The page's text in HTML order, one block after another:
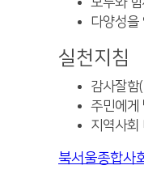
다양성을
실천지침
감사잘함
주민에게
지역사회
북서울종합사